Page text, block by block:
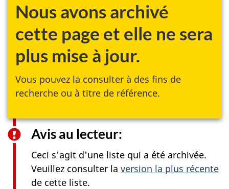
Nous avons archivé
cette page et elle ne sera
plus mise à jour.
Vous pouvez la consulter à des fins de
recherche ou à titre de référence.
Avis au lecteur:
Ceci s'agit d'une liste qui a été archivée.
Veuillez consulter la version la plus récente
de cette liste.